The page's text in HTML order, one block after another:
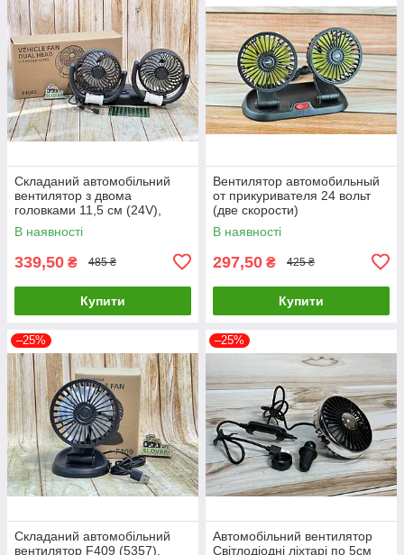
Складаний автомобільний
вентилятор з двома
головками 11,5 см (24V),
кабель 140 см, наліпки для
паркування F4502
В наявності
339,50 ₴ 485 ₴
Купити
Вентилятор автомобильный
от прикуривателя 24 вольт
(две скорости)
В наявності
297,50 ₴ 425 ₴
Купити
–25%
Складаний автомобільний
вентилятор F409 (5357),
–25%
Автомобільний вентилятор
Світлодіодні ліхтарі по 5см